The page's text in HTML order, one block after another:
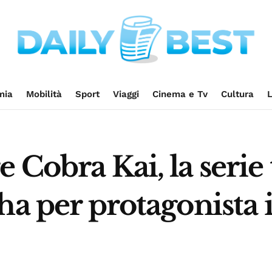
Mobilità Sport Viaggi Cinema e Tv Cultura
Cobra Kai, la
per protagonista